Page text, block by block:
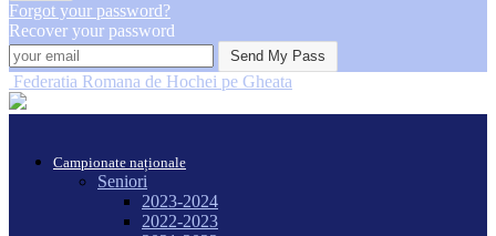
Forgot your password?
Recover your password
Federatia Romana de Hochei pe Gheata
Campionate naționale
Seniori
2023-2024
2022-2023